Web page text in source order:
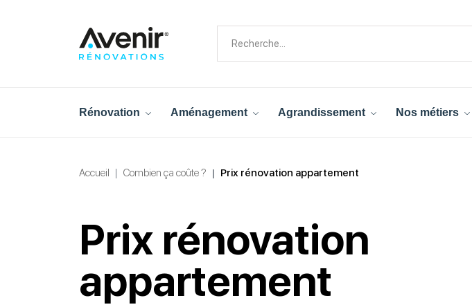
Rénovation Aménagement Agrandissement Nos métiers
Accueil Combien ça coûte ? Prix rénovation appartement
Prix rénovation
appartement